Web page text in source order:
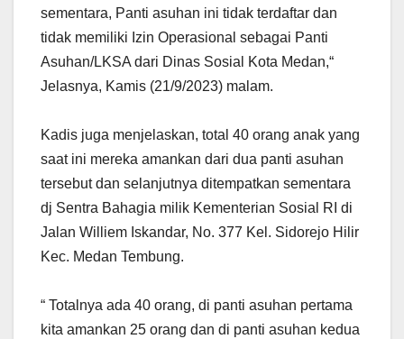
sementara, Panti asuhan ini tidak terdaftar dan
tidak memiliki Izin Operasional sebagai Panti
Asuhan/LKSA dari Dinas Sosial Kota Medan,“
Jelasnya, Kamis (21/9/2023) malam.
Kadis juga menjelaskan, total 40 orang anak yang
saat ini mereka amankan dari dua panti asuhan
tersebut dan selanjutnya ditempatkan sementara
dj Sentra Bahagia milik Kementerian Sosial RI di
Jalan Williem Iskandar, No. 377 Kel. Sidorejo Hilir
Kec. Medan Tembung.
“ Totalnya ada 40 orang, di panti asuhan pertama
kita amankan 25 orang dan di panti asuhan kedua